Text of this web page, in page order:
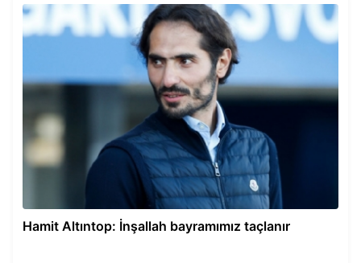
Hamit Altıntop: İnşallah bayramımız taçlanır